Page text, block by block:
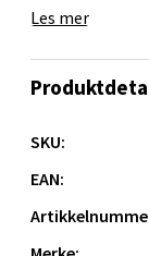
aksent.
Les mer
SKU:
EAN:
Bergen